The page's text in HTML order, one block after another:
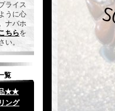
ライス
うに心
ナバホ
ちらを
い。
覧
★★
ング